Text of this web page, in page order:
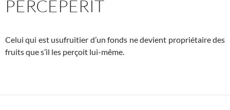
PERCEPERIT
Celui qui est usufruitier d’un fonds ne devient propriétaire des
fruits que s’il les perçoit lui-même.